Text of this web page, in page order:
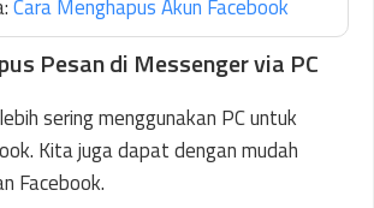
Cara Menghapus Akun Facebook
Pesan di Messenger via PC
sering menggunakan PC untuk
Kita juga dapat dengan mudah
Facebook.